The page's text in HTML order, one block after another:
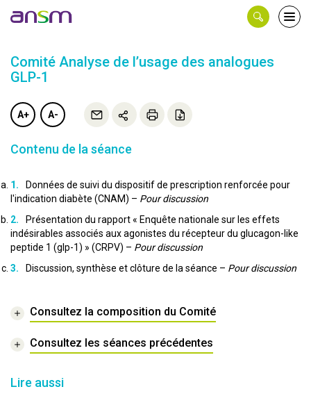
Comité Analyse de l’usage des analogues
GLP-1
A+ A-
Contenu de la séance
Données de suivi du dispositif de prescription renforcée pour
l'indication diabète (CNAM) – Pour discussion
Présentation du rapport « Enquête nationale sur les effets
indésirables associés aux agonistes du récepteur du glucagon-like
peptide 1 (glp-1) » (CRPV) – Pour discussion
Discussion, synthèse et clôture de la séance – Pour discussion
Consultez la composition du Comité
Consultez les séances précédentes
Lire aussi